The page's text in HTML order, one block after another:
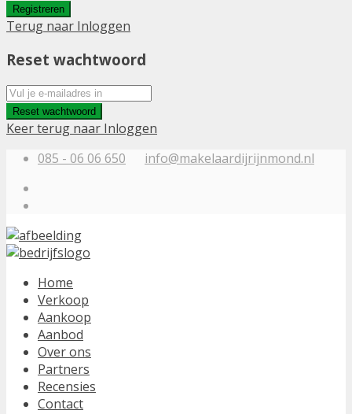
Registreren
Terug naar Inloggen
Reset wachtwoord
Reset wachtwoord
Keer terug naar Inloggen
085 - 06 06 650
info@makelaardijrijnmond.nl
Home
Verkoop
Aankoop
Aanbod
Over ons
Partners
Recensies
Contact